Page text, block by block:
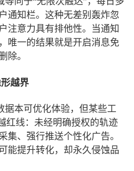
通知栏。这种无差别轰炸忽
注意力具有排他性。当通知
唯一的结果就是开启消息免
除。
越界
据本可优化体验，但某些工
红线：未经明确授权的轨迹
集、强行推送个性化广告。
能提升转化，却永久侵蚀品